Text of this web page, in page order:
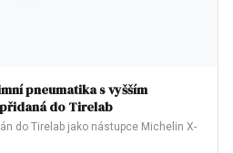
pneumatika s vyšším
do Tirelab
do Tirelab jako nástupce Michelin X-